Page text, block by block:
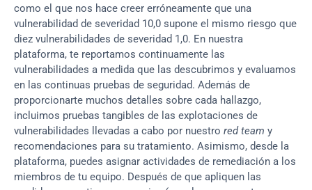
como el que nos hace creer erróneamente que una
vulnerabilidad de severidad 10,0 supone el mismo riesgo que
diez vulnerabilidades de severidad 1,0. En nuestra
plataforma, te reportamos continuamente las
vulnerabilidades a medida que las descubrimos y evaluamos
en las continuas pruebas de seguridad. Además de
proporcionarte muchos detalles sobre cada hallazgo,
incluimos pruebas tangibles de las explotaciones de
vulnerabilidades llevadas a cabo por nuestro red team y
recomendaciones para su tratamiento. Asimismo, desde la
plataforma, puedes asignar actividades de remediación a los
miembros de tu equipo. Después de que apliquen las